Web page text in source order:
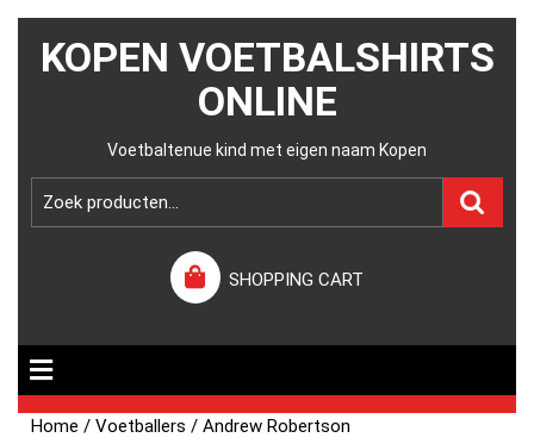
KOPEN VOETBALSHIRTS
ONLINE
Voetbaltenue kind met eigen naam Kopen
SHOPPING CART
Home /Voetballers / Andrew Robertson